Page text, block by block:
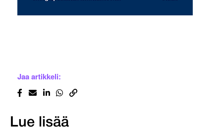
Jaa artikkeli:
Lue lisää